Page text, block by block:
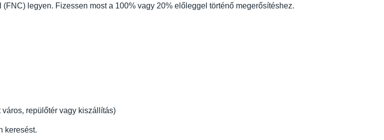
legyen. Fizessen most a 100% vagy 20% előleggel történő megerősítéshez.
repülőtér vagy kiszállítás)
keresést.